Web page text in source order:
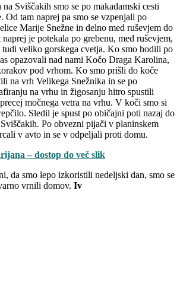
Sviščakih smo se po makadamski cesti
Od tam naprej pa smo se vzpenjali po
Marije Snežne in delno med ruševjem do
je potekala po grebenu, med ruševjem,
tudi veliko gorskega cvetja. Ko smo hodili po
opazovali nad nami Kočo Draga Karolina,
pod vrhom. Ko smo prišli do koče
na vrh Velikega Snežnika in se po
na vrhu in žigosanju hitro spustili
močnega vetra na vrhu. V koči smo si
Sledil je spust po običajni poti nazaj do
Po obvezni pijači v planinskem
v avto in se v odpeljali proti domu.
– dostop do več slik
da smo lepo izkoristili nedeljski dan, smo se
vrnili domov. Iv